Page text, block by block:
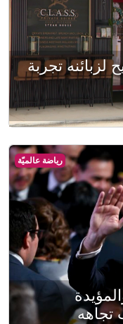
تجربة
رياضة عالميّة
تجاهه